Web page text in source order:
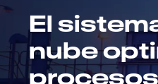
El
nube